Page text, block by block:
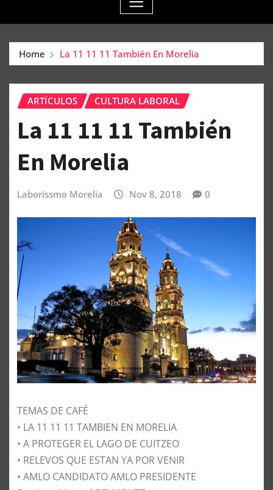
Home La 11 11 11 También En Morelia
ARTÍCULOS CULTURA LABORAL
La 11 11 11 También
En Morelia
Laborissmo Morelia Nov 8, 2018 0
TEMAS DE CAFÉ
• LA 11 11 11 TAMBIEN EN MORELIA
• A PROTEGER EL LAGO DE CUITZEO
• RELEVOS QUE ESTAN YA POR VENIR
• AMLO CANDIDATO AMLO PRESIDENTE